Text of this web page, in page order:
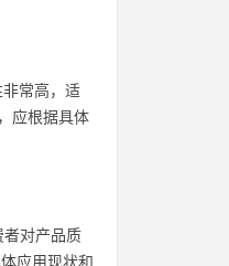
常高，适
应根据具体
者对产品质
应用现状和